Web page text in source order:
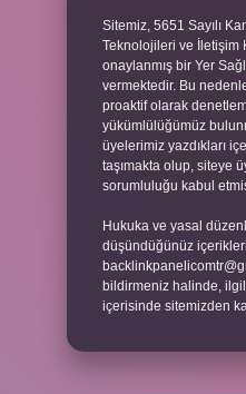
Sitemiz, 5651 Sayılı
Teknolojileri ve İletişim
onaylanmış bir Yer
vermektedir. Bu
proaktif olarak
yükümlülüğümüz
üyelerimiz yazdıkları
taşımakta olup, siteye
sorumluluğu kabul
Hukuka ve yasal
düşündüğünüz
bildirmeniz halinde,
içerisinde sitemizden